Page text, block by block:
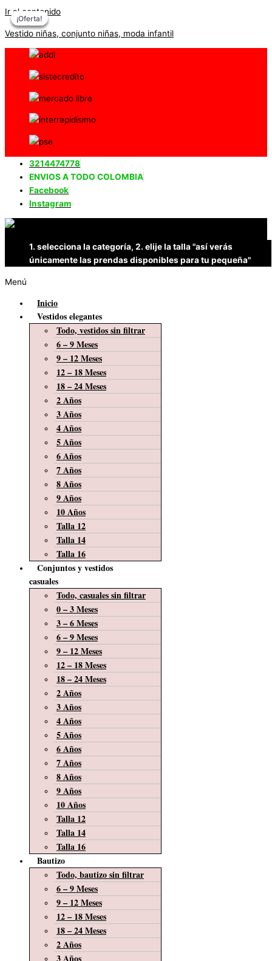
Ir al contenido
Vestido niñas, conjunto niñas, moda infantil
3214474778
ENVIOS A TODO COLOMBIA
Facebook
Instagram
1. selecciona la categoría, 2. elije la talla "así verás
únicamente las prendas disponibles para tu pequeña"
Menú
Inicio
Vestidos elegantes
Todo, vestidos sin filtrar
6 – 9 Meses
9 – 12 Meses
12 – 18 Meses
18 – 24 Meses
2 Años
3 Años
4 Años
5 Años
6 Años
7 Años
8 Años
9 Años
10 Años
Talla 12
Talla 14
Talla 16
Conjuntos y vestidos
casuales
Todo, casuales sin filtrar
0 – 3 Meses
3 – 6 Meses
6 – 9 Meses
9 – 12 Meses
12 – 18 Meses
18 – 24 Meses
2 Años
3 Años
4 Años
5 Años
6 Años
7 Años
8 Años
9 Años
10 Años
Talla 12
Talla 14
Talla 16
Bautizo
Todo, bautizo sin filtrar
6 – 9 Meses
9 – 12 Meses
12 – 18 Meses
18 – 24 Meses
2 Años
¡Oferta!
¡Oferta!
¡Oferta!
¡Oferta!